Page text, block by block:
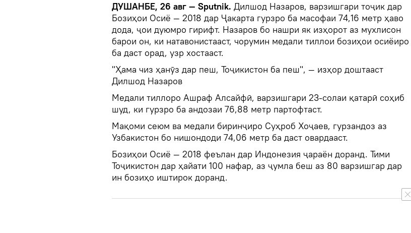
ДУШАНБЕ, 26 авг — Sputnik. Дилшод Назаров, варзишгари тоҷик дар
Бозиҳои Осиё — 2018 дар Ҷакарта гурзро ба масофаи 74,16 метр ҳаво
дода, ҷои дуюмро гирифт. Назаров бо нашри як изҳорот аз мухлисон
барои он, ки натавонистааст, чорумин медали тиллои бозиҳои осиёиро
ба даст орад, узр хостааст.
"Ҳама чиз ҳанӯз дар пеш, Тоҷикистон ба пеш", — изҳор доштааст
Дилшод Назаров
Медали тиллоро Ашраф Алсайфӣ, варзишгари 23-солаи қатарӣ соҳиб
шуд, ки гурзро ба андозаи 76,88 метр партофтаст.
Мақоми сеюм ва медали биринҷиро Суҳроб Хоҷаев, гурзандоз аз
Узбакистон бо нишондоди 74,06 метр ба даст овардааст.
Бозиҳои Осиё — 2018 феълан дар Индонезия ҷараён доранд. Тими
Тоҷикистон дар ҳайати 100 нафар, аз ҷумла беш аз 80 варзишгар дар
ин бозиҳо иштирок доранд.